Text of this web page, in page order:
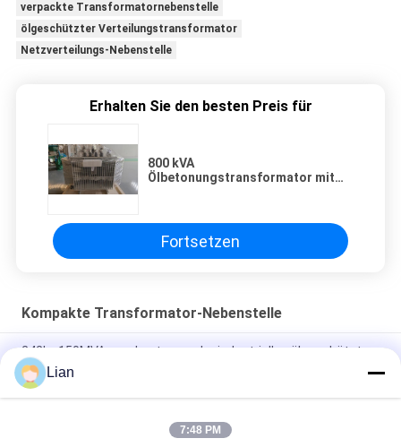
verpackte Transformatornebenstelle
ölgeschützter Verteilungstransformator
Netzverteilungs-Nebenstelle
Erhalten Sie den besten Preis für
800 kVA
Ölbetonungstransformator mit
Vertrieb
Fortsetzen
Kompakte Transformator-Nebenstelle
242kv 150MVA weg Lasts-von der industriellen ölgeschützten
kompakten Transformator-Nebenstelle
Reihe 12kv Zbw fabrizierte kompakte Transformator-
Lian
7:48 PM